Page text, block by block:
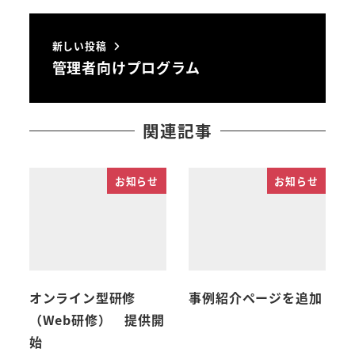
新しい投稿
管理者向けプログラム
関連記事
お知らせ
オンライン型研修
（Web研修） 提供開
始
お知らせ
事例紹介ページを追加